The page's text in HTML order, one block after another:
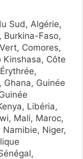
Sud, Algérie,
Burkina-Faso,
Comores,
Kinshasa, Côte
Ghana, Guinée
Libéria,
Mali, Maroc,
Niger,